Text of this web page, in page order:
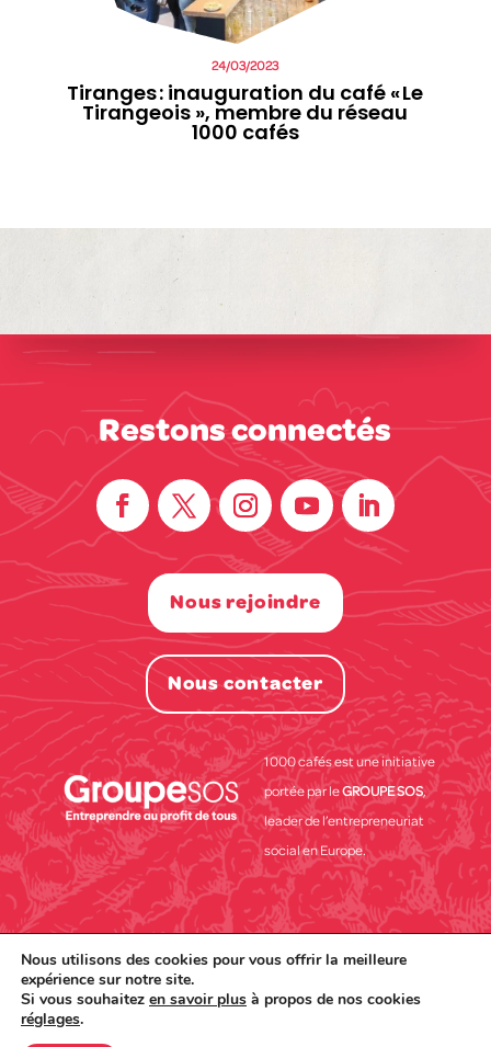
Tiranges : inauguration du café « Le
Tirangeois », membre du réseau
1000 cafés
24/03/2023
Restons connectés
Nous rejoindre
Nous contacter
1000 cafés est une initiative
portée par leGROUPE SOS,
leader de l’entrepreneuriat
social en Europe.
© 1000 cafés Tous droits réservées 2021
Partenaires Presse
Charte de protection des données
Nous utilisons des cookies pour vous offrir la meilleure
expérience sur notre site.
Si vous souhaitez en savoir plus à propos de nos cookies
réglages.